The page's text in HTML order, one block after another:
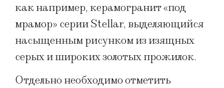
как например, керамогранит «под
мрамор» серии Stellar, выделяющийся
насыщенным рисунком из изящных
серых и широких золотых прожилок.
Отдельно необходимо отметить